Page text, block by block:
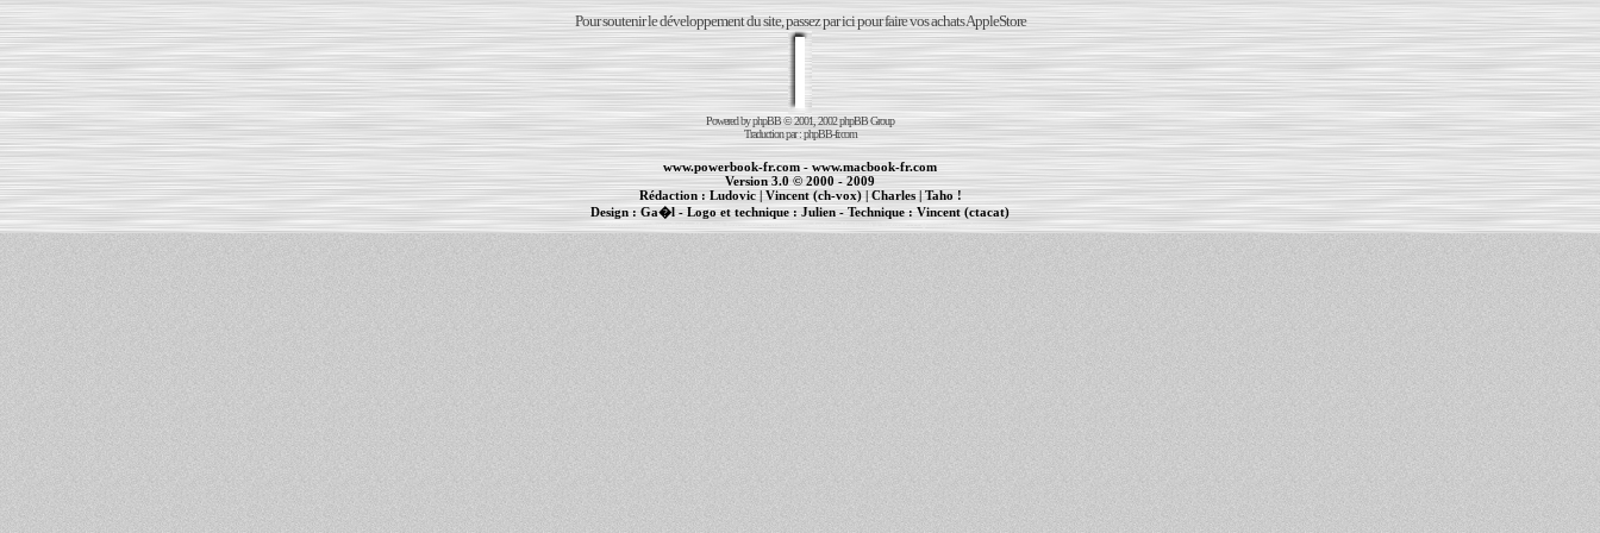
Pour soutenir le développement du site, passez par ici pour faire vos achats AppleStore
Powered byphpBB© 2001, 2002 phpBB Group
Traduction par :phpBB-fr.com
www.powerbook-fr.com - www.macbook-fr.com
Version 3.0 © 2000 - 2009
Rédaction : Ludovic|Vincent (ch-vox)| Charles|Taho !
Design :Ga�l - Logo et technique : Julien - Technique :Vincent (ctacat)
| | cr�ation de sites Internet